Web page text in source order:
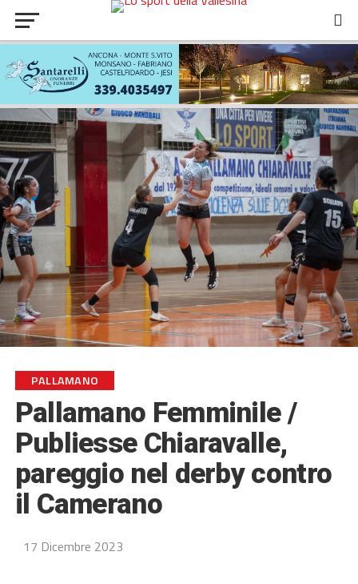
PALLAMANO
Pallamano Femminile /
Publiesse Chiaravalle,
pareggio nel derby contro
il Camerano
17 Dicembre 2023